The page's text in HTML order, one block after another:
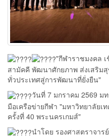
"กีฬาราชมงคล
สามัคคี พัฒนาศักยภาพ ส่งเสริม
ทั่วประเทศสู่การพัฒนาที่ยั่งยืน"
วันที่ 7 มกราคม 2569
มือเครือข่ายกีฬา "มหาวิทยาลัยเ
ครั้งที่ 40 พระนครเกมส์"
นำโดย รองศาสตราจาร